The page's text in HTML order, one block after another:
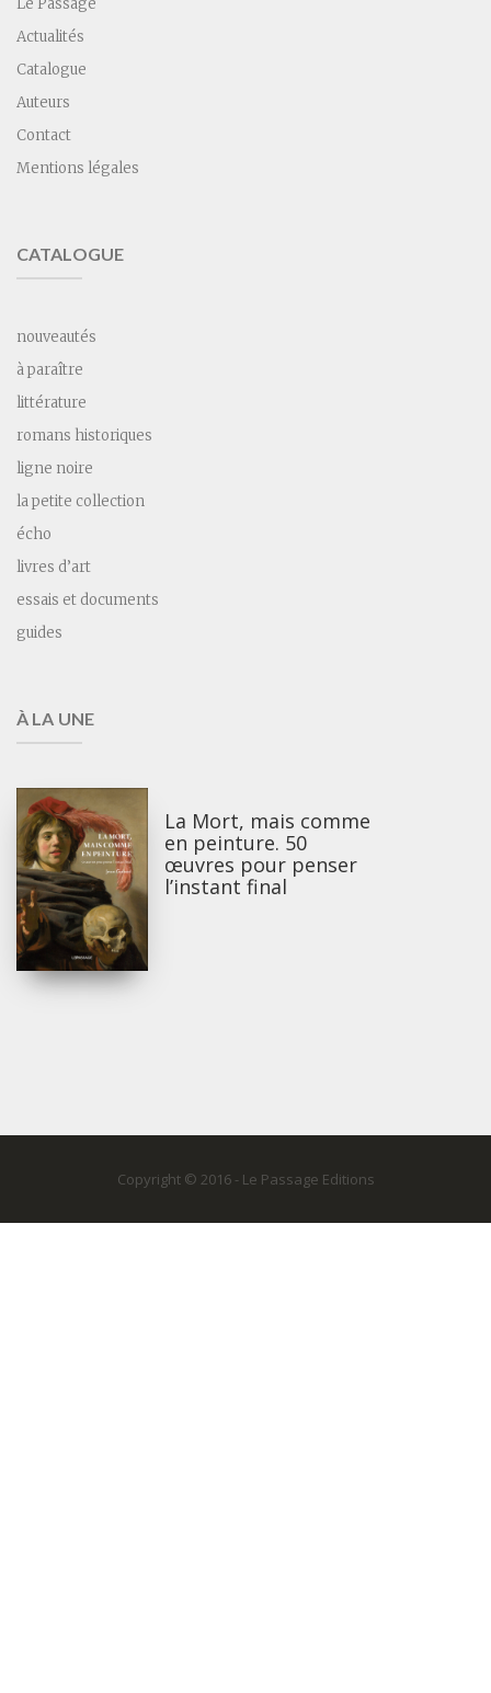
Le Passage
Actualités
Catalogue
Auteurs
Contact
Mentions légales
CATALOGUE
nouveautés
à paraître
littérature
romans historiques
ligne noire
la petite collection
écho
livres d’art
essais et documents
guides
À LA UNE
La Mort, mais comme
en peinture. 50
œuvres pour penser
l’instant final
Copyright © 2016 - Le Passage Editions